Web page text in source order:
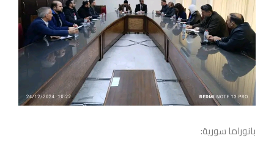
بانوراما سورية: